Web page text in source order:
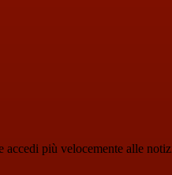
accedi più velocemente alle